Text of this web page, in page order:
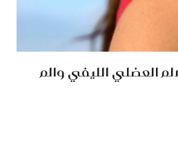
العضلي الليفي والم